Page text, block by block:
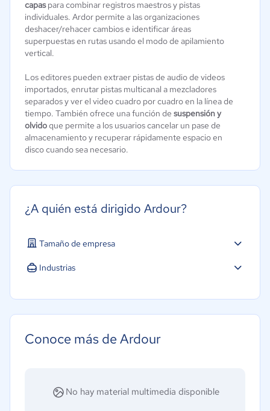
capaspara combinar registros maestros y pistas
individuales. Ardor permite a las organizaciones
deshacer/rehacer cambios e identificar áreas
superpuestas en rutas usando el modo de apilamiento
vertical.
Los editores pueden extraer pistas de audio de videos
importados, enrutar pistas multicanal a mezcladores
separados y ver el video cuadro por cuadro en la línea de
tiempo. También ofrece una función de suspensión y
olvidoque permite a los usuarios cancelar un pase de
almacenamiento y recuperar rápidamente espacio en
disco cuando sea necesario.
¿A quién está dirigido Ardour?
Tamaño de empresa
Industrias
Seguros
Conoce más de Ardour
No hay material multimedia disponible